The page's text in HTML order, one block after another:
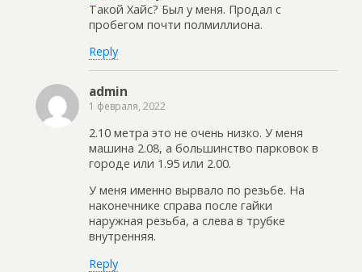
Такой Хайс? Был у меня. Продал с
пробегом почти полмиллиона.
Reply
admin
1 февраля, 2022
2.10 метра это не очень низко. У меня
машина 2.08, а большинство парковок в
городе или 1.95 или 2.00.
У меня именно вырвало по резьбе. На
наконечнике справа после гайки
наружная резьба, а слева в трубке
внутренняя.
Reply